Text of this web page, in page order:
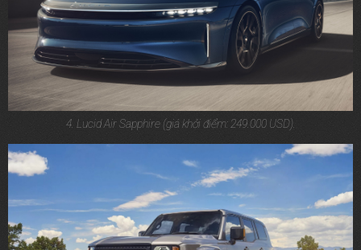
4. Lucid Air Sapphire (giá khởi điểm: 249.000 USD).